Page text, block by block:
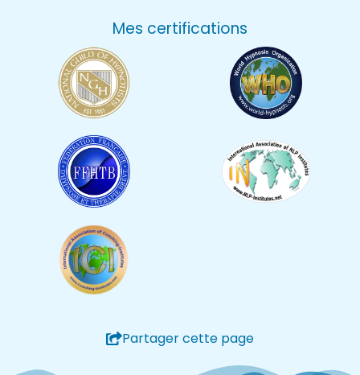
Mes certifications
Partager cette page